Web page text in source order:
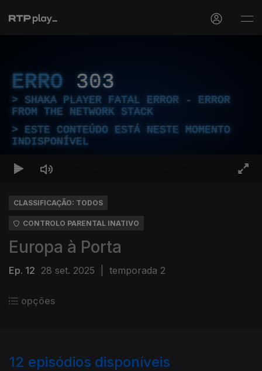
ERRO 303
SHAKA PLAYER FATAL ERROR - ERROR
FROM THE NETWORK STACK
ESTE CONTEÚDO ESTÁ NESTE MOMENTO
INDISPONÍVEL
CLASSIFICAÇÃO: TODOS
CONTROLO PARENTAL INATIVO
Europa à Porta
Ep. 12 28 set. 2025 temporada 2
opções
12 episódios disponíveis